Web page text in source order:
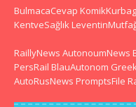
BulmacaCevap
KentveSağlık
RaillyNews AutonoumNews
PersRail BlauAutonom
AutoRusNews PromptsFile